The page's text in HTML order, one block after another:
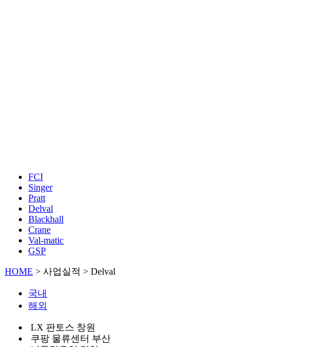
FCI
Singer
Pratt
Delval
Blackhall
Crane
Val-matic
GSP
HOME > 사업실적 > Delval
국내
해외
LX 판토스 창원
쿠팡 물류센터 부산